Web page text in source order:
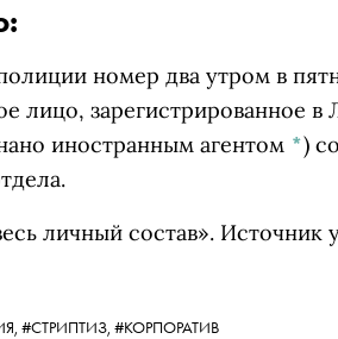
номер два утром в
лицо, зарегистрированное в
иностранным агентом *)
личный состав». Источник
#СТРИПТИЗ, #КОРПОРАТИВ